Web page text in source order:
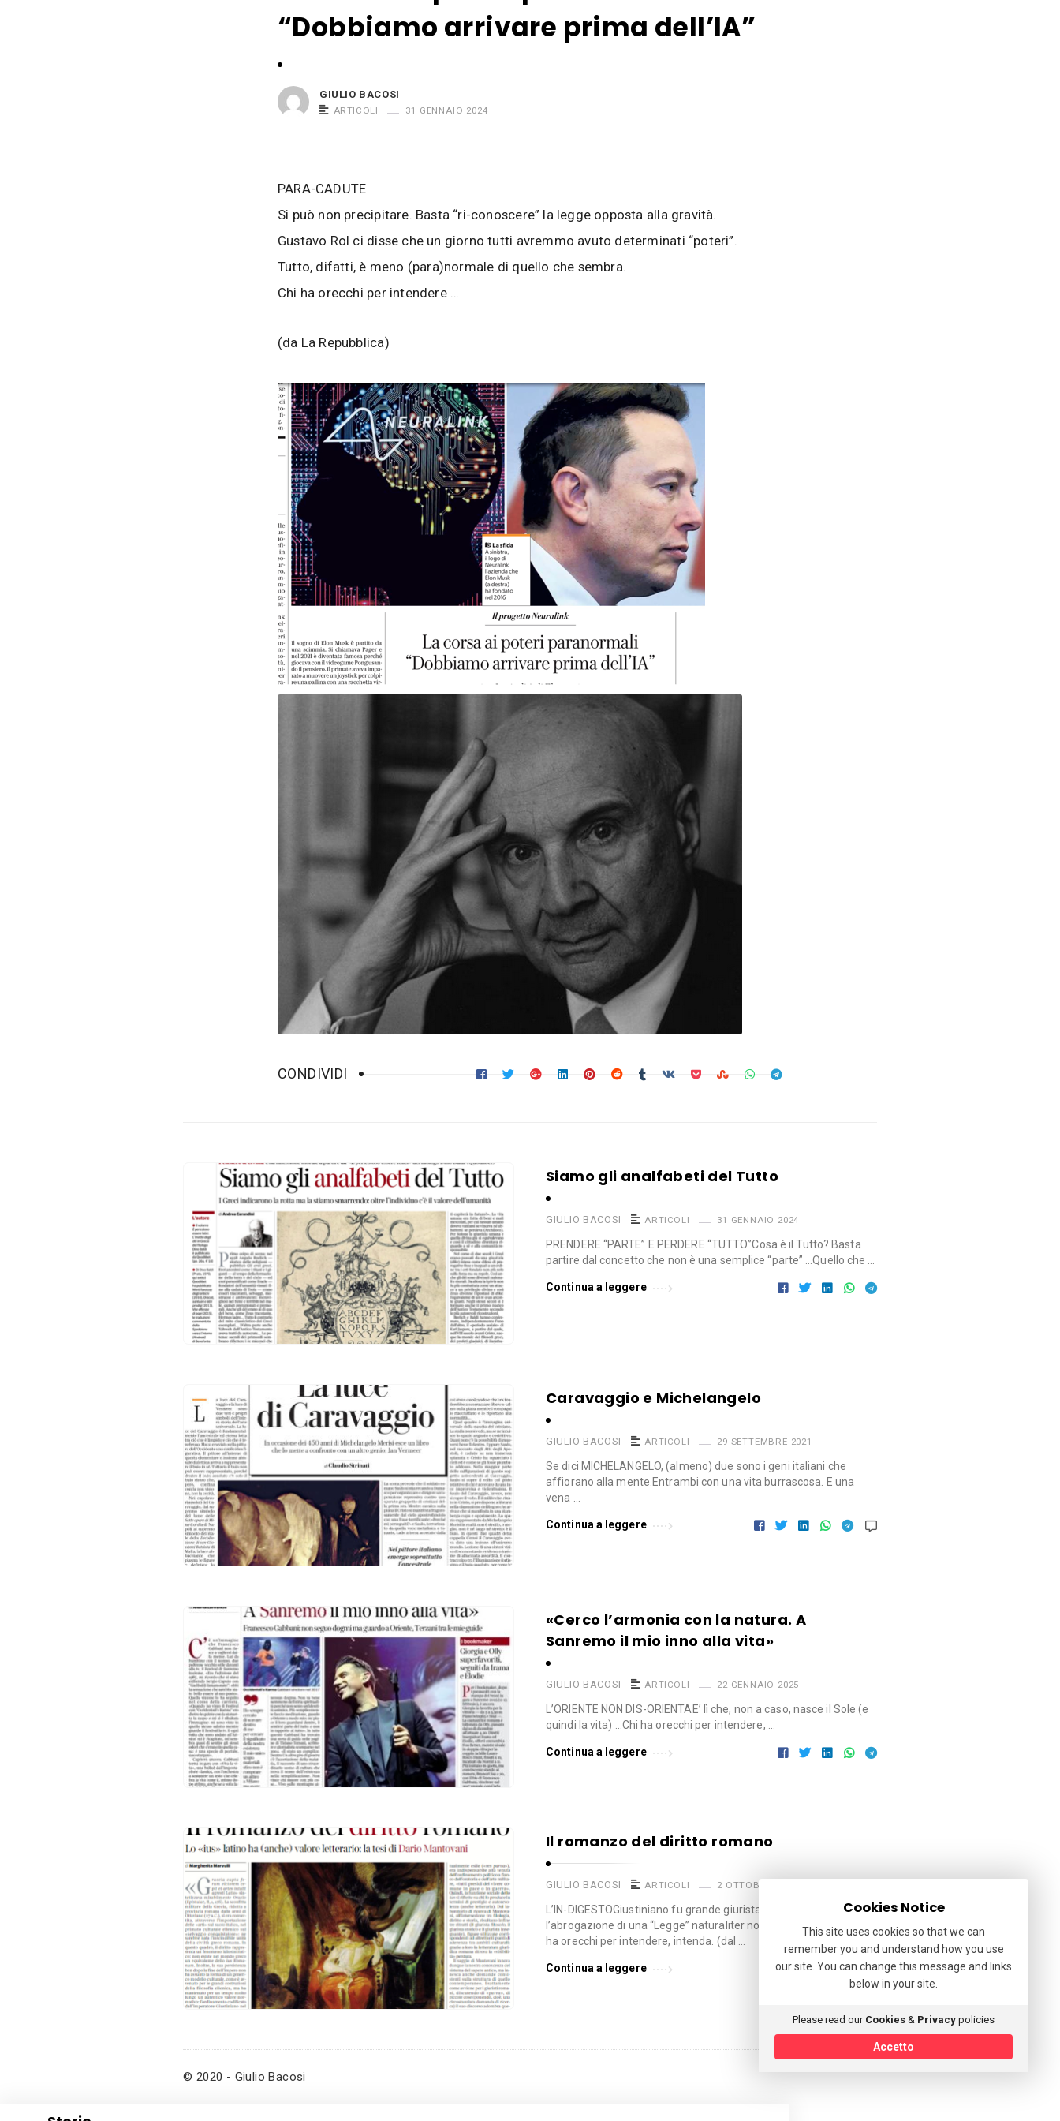
“Dobbiamo arrivare prima dell’IA”
GIULIO BACOSI
ARTICOLI 31 GENNAIO 2024
PARA-CADUTE
Si può non precipitare. Basta “ri-conoscere” la legge opposta alla gravità.
Gustavo Rol ci disse che un giorno tutti avremmo avuto determinati “poteri”.
Tutto, difatti, è meno (para)normale di quello che sembra.
Chi ha orecchi per intendere …
(da La Repubblica)
‫CONDIVIDI
Siamo gli analfabeti del Tutto
GIULIO BACOSI ARTICOLI 31 GENNAIO 2024
PRENDERE “PARTE” E PERDERE “TUTTO”Cosa è il Tutto? Basta
partire dal concetto che non è una semplice “parte” …Quello che …
Continua a leggere
Caravaggio e Michelangelo
GIULIO BACOSI ARTICOLI 29 SETTEMBRE 2021
Se dici MICHELANGELO, (almeno) due sono i geni italiani che
affiorano alla mente.Entrambi con una vita burrascosa. E una
vena …
Continua a leggere
«Cerco l’armonia con la natura. A
Sanremo il mio inno alla vita»
GIULIO BACOSI ARTICOLI 22 GENNAIO 2025
L’ORIENTE NON DIS-ORIENTAE’ lì che, non a caso, nasce il Sole (e
quindi la vita) …Chi ha orecchi per intendere, …
Continua a leggere
Il romanzo del diritto romano
GIULIO BACOSI ARTICOLI 2 OTTOBRE 2024
L’IN-DIGESTOGiustiniano fu grande giurista; eppure, sollecitò
l’abrogazione di una “Legge” naturaliter non abrogabile: quale?Chi
ha orecchi per intendere, intenda. (dal …
Continua a leggere
© 2020 - Giulio Bacosi
Cookies Notice
This site uses cookies so that we can
remember you and understand how you use
our site. You can change this message and links
below in your site.
Please read our Cookies & Privacy policies
Accetto